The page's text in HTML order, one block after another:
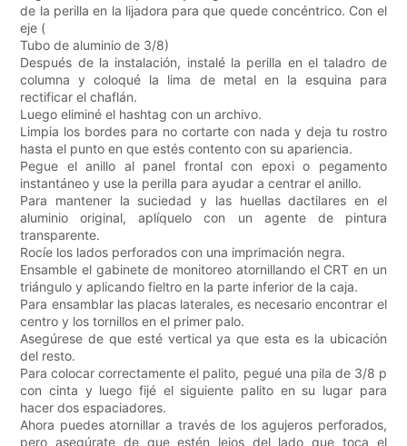
de la perilla en la lijadora para que quede concéntrico. Con el
eje (
Tubo de aluminio de 3/8)
Después de la instalación, instalé la perilla en el taladro de
columna y coloqué la lima de metal en la esquina para
rectificar el chaflán.
Luego eliminé el hashtag con un archivo.
Limpia los bordes para no cortarte con nada y deja tu rostro
hasta el punto en que estés contento con su apariencia.
Pegue el anillo al panel frontal con epoxi o pegamento
instantáneo y use la perilla para ayudar a centrar el anillo.
Para mantener la suciedad y las huellas dactilares en el
aluminio original, aplíquelo con un agente de pintura
transparente.
Rocíe los lados perforados con una imprimación negra.
Ensamble el gabinete de monitoreo atornillando el CRT en un
triángulo y aplicando fieltro en la parte inferior de la caja.
Para ensamblar las placas laterales, es necesario encontrar el
centro y los tornillos en el primer palo.
Asegúrese de que esté vertical ya que esta es la ubicación
del resto.
Para colocar correctamente el palito, pegué una pila de 3/8 p
con cinta y luego fijé el siguiente palito en su lugar para
hacer dos espaciadores.
Ahora puedes atornillar a través de los agujeros perforados,
pero asegúrate de que estén lejos del lado que toca el